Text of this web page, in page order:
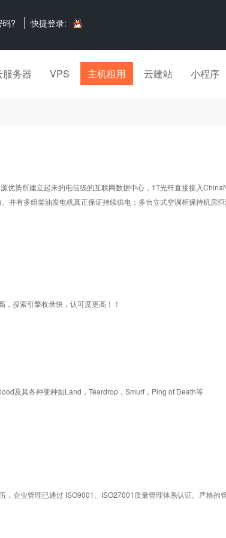
? 快捷登录:
服务器 VPS 主机租用 云建站 小程序
所建立起来的电信级的互联网数据中心，1T光纤直接接入
并有多组柴油发电机真正保证持续供电；多台立式空调柜保持机房
搜索引擎收录快，认可度更高！！
及其各种变种如Land，Teardrop，Smurf，Ping of Death等
企业管理已通过 ISO9001、ISO27001质量管理体系认证。严格